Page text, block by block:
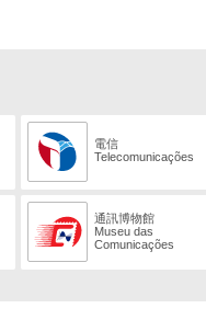
電信
Telecomunicações
通訊博物館
Museu das
Comunicações